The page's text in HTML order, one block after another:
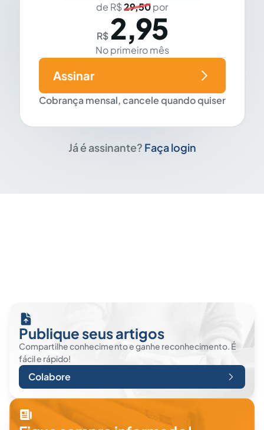
de R$29,50por
R$ 2,95
No primeiro mês
Cobrança mensal, cancele quando quiser
Assinar
Já é assinante? Faça login
Publique seus artigos
Compartilhe conhecimento e ganhe reconhecimento. É
fácil e rápido!
Colabore